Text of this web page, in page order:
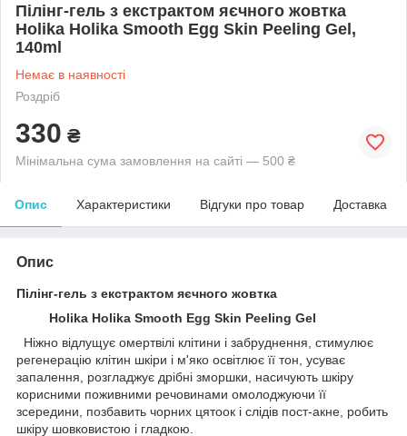
Пілінг-гель з екстрактом яєчного жовтка
Holika Holika Smooth Egg Skin Peeling Gel,
140ml
Немає в наявності
Роздріб
330 ₴
Мінімальна сума замовлення на сайті — 500 ₴
Опис Характеристики Відгуки про товар Доставка
Опис
Пілінг-гель з екстрактом яєчного жовтка
Holika Holika Smooth Egg Skin Peeling Gel
Ніжно відлущує омертвілі клітини і забруднення, стимулює
регенерацію клітин шкіри і м'яко освітлює її тон, усуває
запалення, розгладжує дрібні зморшки, насичують шкіру
корисними поживними речовинами омолоджуючи її
зсередини, позбавить чорних цятоок і слідів пост-акне, робить
шкіру шовковистою і гладкою.